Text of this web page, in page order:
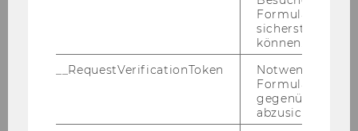
10%
sicherstellen zu
können.
__RequestVerificationToken
Notwendig, um
gegenüber
abzusichern.